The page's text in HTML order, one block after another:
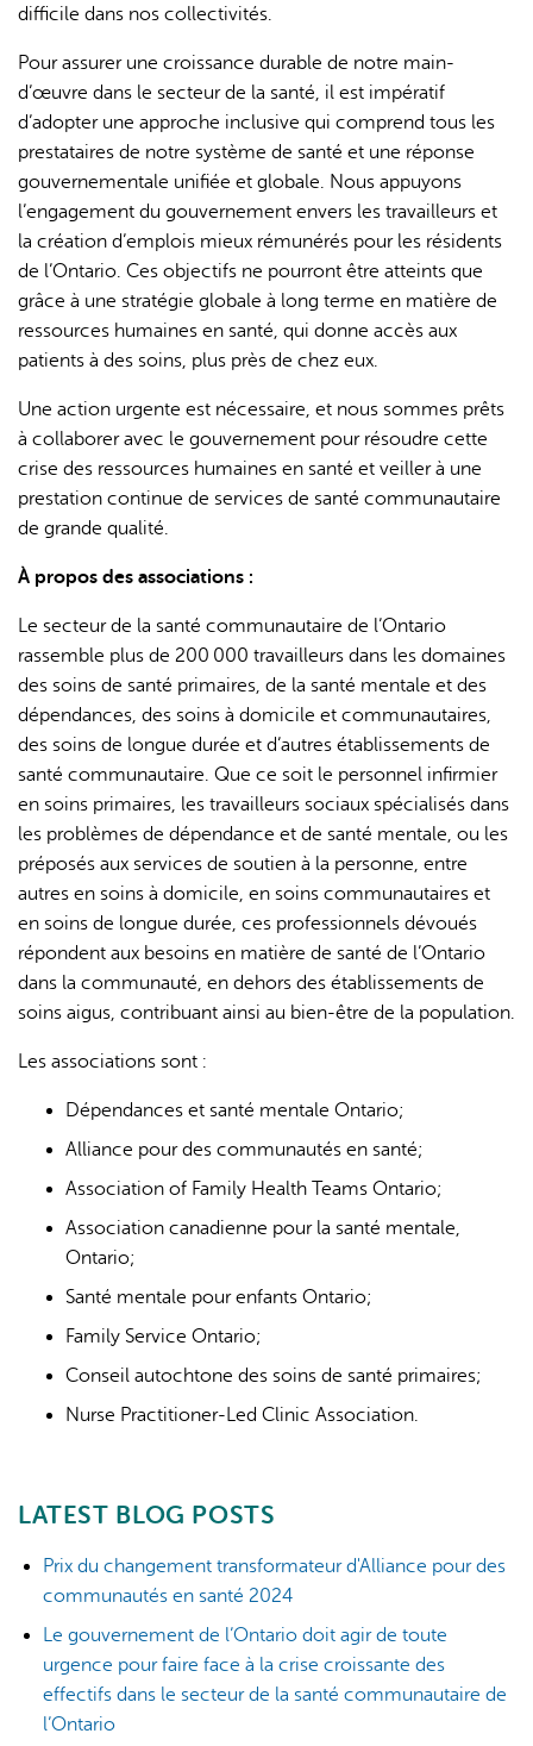
difficile dans nos collectivités.
Pour assurer une croissance durable de notre main-
d’œuvre dans le secteur de la santé, il est impératif
d’adopter une approche inclusive qui comprend tous les
prestataires de notre système de santé et une réponse
gouvernementale unifiée et globale. Nous appuyons
l’engagement du gouvernement envers les travailleurs et
la création d’emplois mieux rémunérés pour les résidents
de l’Ontario. Ces objectifs ne pourront être atteints que
grâce à une stratégie globale à long terme en matière de
ressources humaines en santé, qui donne accès aux
patients à des soins, plus près de chez eux.
Une action urgente est nécessaire, et nous sommes prêts
à collaborer avec le gouvernement pour résoudre cette
crise des ressources humaines en santé et veiller à une
prestation continue de services de santé communautaire
de grande qualité.
À propos des associations :
Le secteur de la santé communautaire de l’Ontario
rassemble plus de 200 000 travailleurs dans les domaines
des soins de santé primaires, de la santé mentale et des
dépendances, des soins à domicile et communautaires,
des soins de longue durée et d’autres établissements de
santé communautaire. Que ce soit le personnel infirmier
en soins primaires, les travailleurs sociaux spécialisés dans
les problèmes de dépendance et de santé mentale, ou les
préposés aux services de soutien à la personne, entre
autres en soins à domicile, en soins communautaires et
en soins de longue durée, ces professionnels dévoués
répondent aux besoins en matière de santé de l’Ontario
dans la communauté, en dehors des établissements de
soins aigus, contribuant ainsi au bien-être de la population.
Les associations sont :
Dépendances et santé mentale Ontario;
Alliance pour des communautés en santé;
Association of Family Health Teams Ontario;
Association canadienne pour la santé mentale,
Ontario;
Santé mentale pour enfants Ontario;
Family Service Ontario;
Conseil autochtone des soins de santé primaires;
Nurse Practitioner-Led Clinic Association.
LATEST BLOG POSTS
Prix du changement transformateur d'Alliance pour des
communautés en santé 2024
Le gouvernement de l’Ontario doit agir de toute
urgence pour faire face à la crise croissante des
effectifs dans le secteur de la santé communautaire de
l’Ontario